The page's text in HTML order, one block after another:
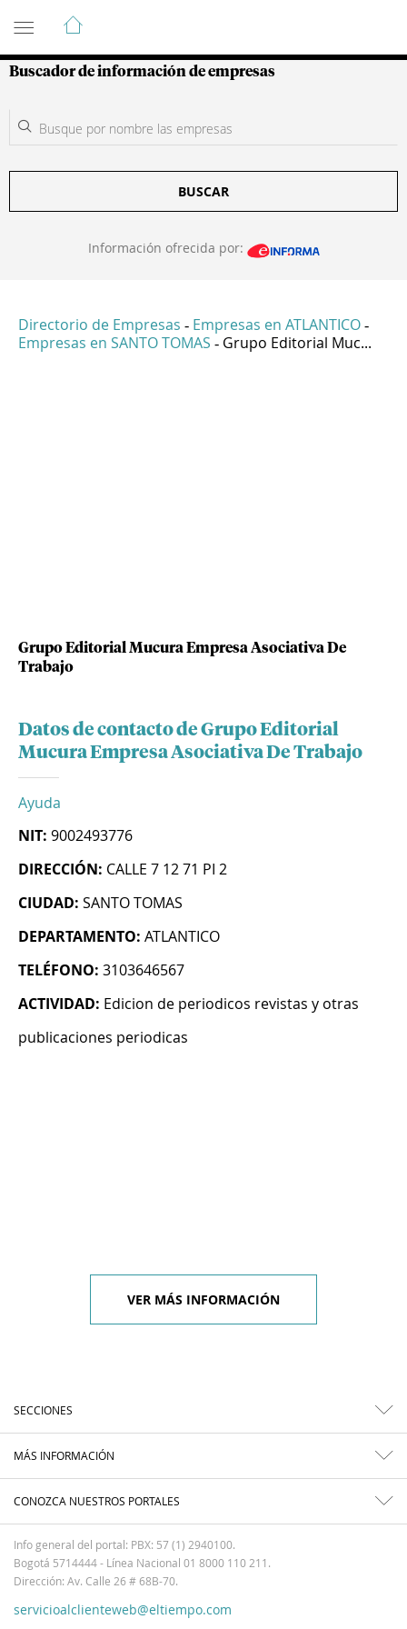
Guía de Empresas Colombianas
Buscador de información de empresas
BUSCAR
Información ofrecida por:
Directorio de Empresas - Empresas en ATLANTICO -
Empresas en SANTO TOMAS - Grupo Editorial Muc...
Grupo Editorial Mucura Empresa Asociativa De
Trabajo
Datos de contacto de Grupo Editorial
Mucura Empresa Asociativa De Trabajo
Ayuda
NIT: 9002493776
DIRECCIÓN: CALLE 7 12 71 PI 2
CIUDAD: SANTO TOMAS
DEPARTAMENTO: ATLANTICO
TELÉFONO: 3103646567
ACTIVIDAD: Edicion de periodicos revistas y otras
publicaciones periodicas
VER MÁS INFORMACIÓN
SECCIONES
MÁS INFORMACIÓN
CONOZCA NUESTROS PORTALES
Info general del portal: PBX: 57 (1) 2940100.
Bogotá 5714444 - Línea Nacional 01 8000 110 211.
Dirección: Av. Calle 26 # 68B-70.
servicioalclienteweb@eltiempo.com